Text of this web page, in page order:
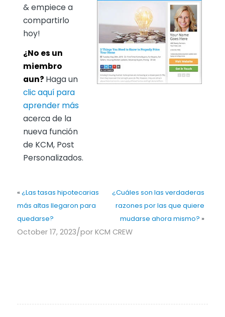
& empiece a
compartirlo
hoy!
¿No es un
miembro
aun? Haga un
clic aquí para
aprender más
acerca de la
nueva función
de KCM, Post
Personalizados.
« ¿Las tasas hipotecarias
más altas llegaron para
quedarse?
¿Cuáles son las verdaderas
razones por las que quiere
mudarse ahora mismo? »
October 17, 2023/por KCM CREW